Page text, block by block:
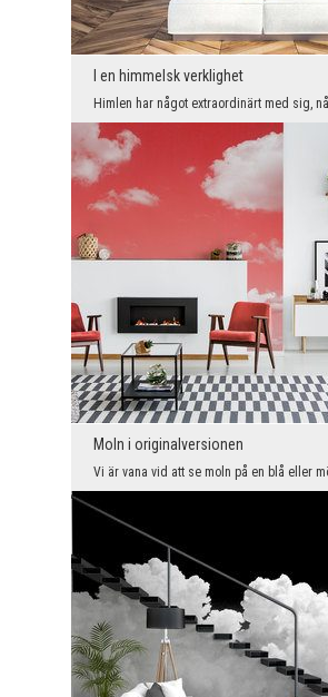
I en himmelsk verklighet
Moln i originalversionen